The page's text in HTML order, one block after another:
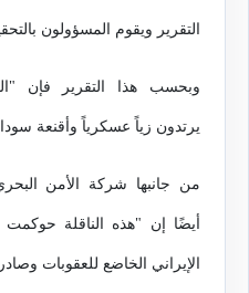
التقرير ويقوم المسؤولون
وبحسب هذا التقرير فإن
يرتدون زياً عسكرياً وأقنعة
من جانبها شركة الأمن
أيضًا إن "هذه الناقلة
الإيراني الخاضع للعقوبات